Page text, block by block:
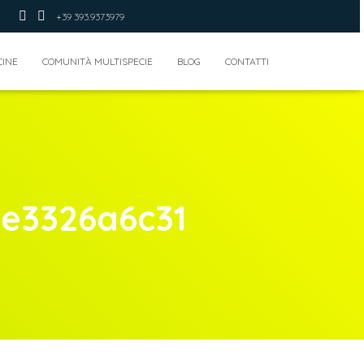
+39 393.9373979
COMUNITÀ MULTISPECIE BLOG CONTATTI